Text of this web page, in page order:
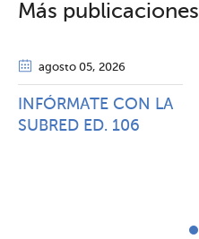
Más publicaciones
agosto 05, 2026
INFÓRMATE CON LA
SUBRED ED. 106